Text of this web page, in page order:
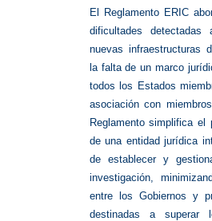
El Reglamento ERIC
dificultades
nuevas infraestructuras
la falta de un marco
todos los Estados
asociación con
Reglamento simplifica el
de una entidad jurídica
de establecer y
investigación,
entre los Gobiernos y
destinadas a superar